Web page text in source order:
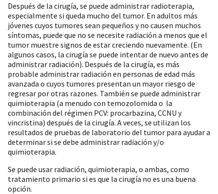
Después de la cirugía, se puede administrar radioterapia,
especialmente si queda mucho del tumor. En adultos más
jóvenes cuyos tumores sean pequeños y no causen muchos
síntomas, puede que no se necesite radiación a menos que el
tumor muestre signos de estar creciendo nuevamente. (En
algunos casos, la cirugía se puede intentar de nuevo antes de
administrar radiación). Después de la cirugía, es más
probable administrar radiación en personas de edad más
avanzada o cuyos tumores presentan un mayor riesgo de
regresar por otras razones. También se puede administrar
quimioterapia (a menudo con temozolomida o la
combinación del régimen PCV: procarbazina, CCNU y
vincristina) después de la cirugía. A veces, se utilizan los
resultados de pruebas de laboratorio del tumor para ayudar a
determinar si se debe administrar radiación y/o
quimioterapia.
Se puede usar radiación, quimioterapia, o ambas, como
tratamiento primario si es que la cirugía no es una buena
opción.